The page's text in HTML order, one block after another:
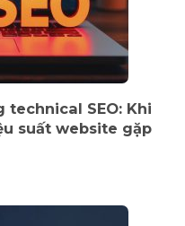
SEO: Khi
suất website gặp